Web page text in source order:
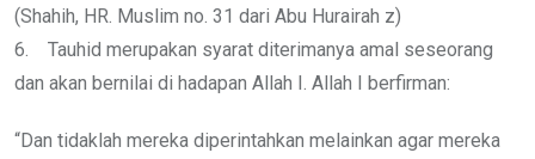
(Shahih, HR. Muslim no. 31 dari Abu Hurairah z)
6. Tauhid merupakan syarat diterimanya amal seseorang
dan akan bernilai di hadapan Allah I. Allah I berfirman:
“Dan tidaklah mereka diperintahkan melainkan agar mereka